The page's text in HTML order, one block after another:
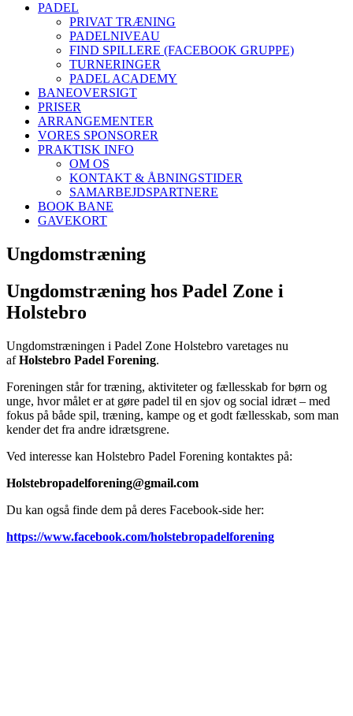
PADEL
PRIVAT TRÆNING
PADELNIVEAU
FIND SPILLERE (FACEBOOK GRUPPE)
TURNERINGER
PADEL ACADEMY
BANEOVERSIGT
PRISER
ARRANGEMENTER
VORES SPONSORER
PRAKTISK INFO
OM OS
KONTAKT & ÅBNINGSTIDER
SAMARBEJDSPARTNERE
BOOK BANE
GAVEKORT
Ungdomstræning
Ungdomstræning hos Padel Zone i
Holstebro
Ungdomstræningen i Padel Zone Holstebro varetages nu
afHolstebro Padel Forening.
Foreningen står for træning, aktiviteter og fællesskab for børn og
unge, hvor målet er at gøre padel til en sjov og social idræt – med
fokus på både spil, træning, kampe og et godt fællesskab, som man
kender det fra andre idrætsgrene.
Ved interesse kan Holstebro Padel Forening kontaktes på:
Holstebropadelforening@gmail.com
Du kan også finde dem på deres Facebook-side her:
https://www.facebook.com/holstebropadelforening